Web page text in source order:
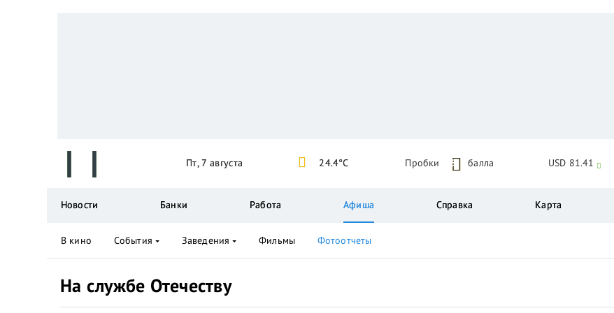
На службе Отечеству
Пт, 7 августа 24.4°C Пробки 5 балла USD 81.41
Новости Банки Работа Афиша Справка Карта
В кино События Заведения Фильмы Фотоотчеты